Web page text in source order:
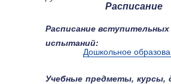
Учебные предметы, курсы,
Расписание
Расписание вступительных
испытаний:
Дошкольное